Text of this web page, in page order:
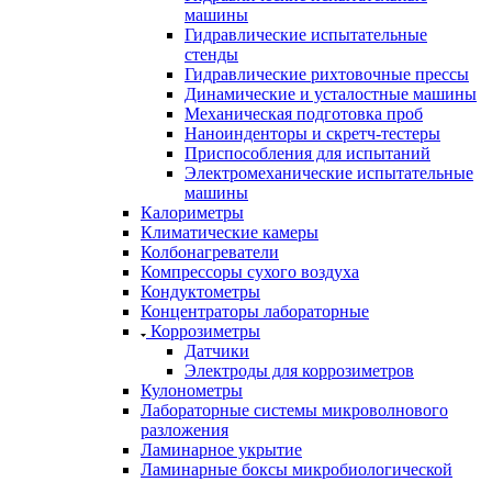
машины
Гидравлические испытательные
стенды
Гидравлические рихтовочные прессы
Динамические и усталостные машины
Механическая подготовка проб
Наноинденторы и скретч-тестеры
Приспособления для испытаний
Электромеханические испытательные
машины
Калориметры
Климатические камеры
Колбонагреватели
Компрессоры сухого воздуха
Кондуктометры
Концентраторы лабораторные
Коррозиметры
Датчики
Электроды для коррозиметров
Кулонометры
Лабораторные системы микроволнового
разложения
Ламинарное укрытие
Ламинарные боксы микробиологической